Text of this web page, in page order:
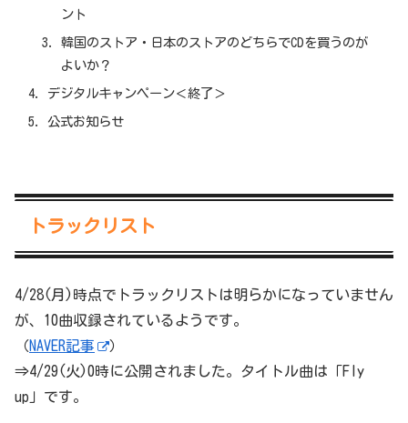
ント
韓国のストア・日本のストアのどちらでCDを買うのが
よいか？
デジタルキャンペーン＜終了＞
公式お知らせ
トラックリスト
4/28(月)時点でトラックリストは明らかになっていません
が、10曲収録されているようです。
（NAVER記事
）
⇒4/29(火)0時に公開されました。タイトル曲は「Fly
up」です。